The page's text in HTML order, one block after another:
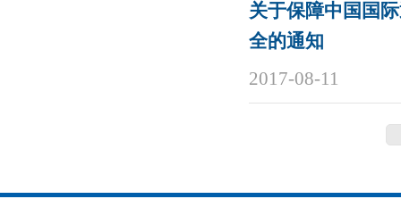
关于保障中国国
全的通知
2017-08-11